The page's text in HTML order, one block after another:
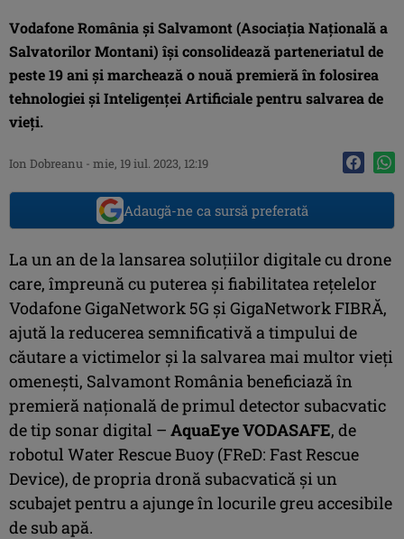
Vodafone România și Salvamont (Asociația Națională a
Salvatorilor Montani) își consolidează parteneriatul de
peste 19 ani și marchează o nouă premieră în folosirea
tehnologiei și Inteligenței Artificiale pentru salvarea de
vieți.
Ion Dobreanu - mie, 19 iul. 2023, 12:19
Adaugă-ne ca sursă preferată
La un an de la lansarea soluțiilor digitale cu drone
care, împreună cu puterea și fiabilitatea rețelelor
Vodafone GigaNetwork 5G și GigaNetwork FIBRĂ,
ajută la reducerea semnificativă a timpului de
căutare a victimelor și la salvarea mai multor vieți
omenești, Salvamont România beneficiază în
premieră națională de primul detector subacvatic
de tip sonar digital – AquaEye VODASAFE, de
robotul Water Rescue Buoy (FReD: Fast Rescue
Device), de propria dronă subacvatică și un
scubajet pentru a ajunge în locurile greu accesibile
de sub apă.